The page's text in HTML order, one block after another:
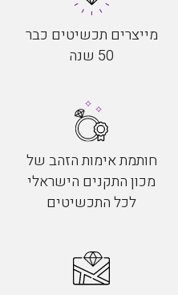
מייצרים תכשיטים כבר
50 שנה
חותמת אימות הזהב של
מכון התקנים הישראלי
לכל התכשיטים